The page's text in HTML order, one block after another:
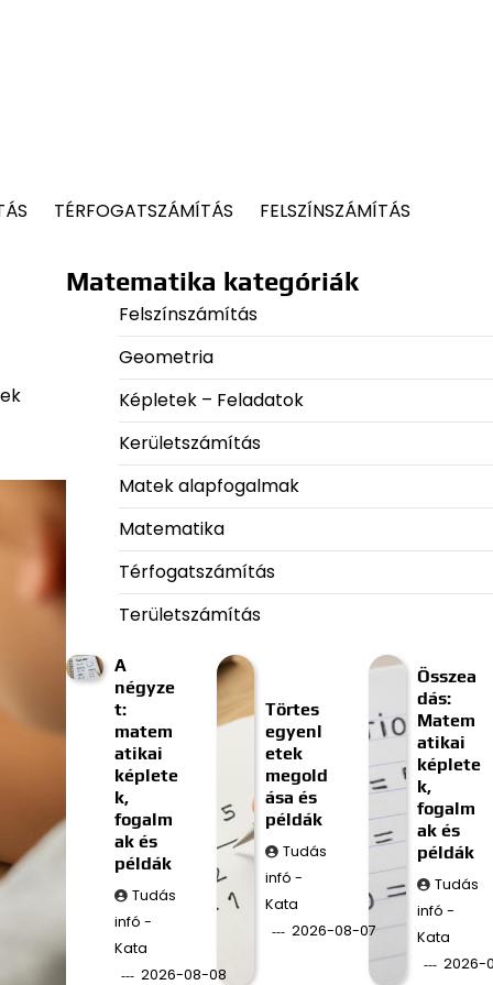
TÉRFOGATSZÁMÍTÁS FELSZÍNSZÁMÍTÁS
Matematika kategóriák
Felszínszámítás
Geometria
Képletek – Feladatok
Kerületszámítás
Matek alapfogalmak
Matematika
Térfogatszámítás
Területszámítás
A
négyze
t:
matem
atikai
képlete
k,
fogalm
ak és
példák
Tudás
infó -
Kata
2026-08-08
Törtes
egyenl
etek
megold
ása és
példák
Tudás
infó -
Kata
2026-08-07
Összea
dás:
Matem
atikai
képlete
k,
fogalm
ak és
példák
Tudás
infó -
Kata
2026-